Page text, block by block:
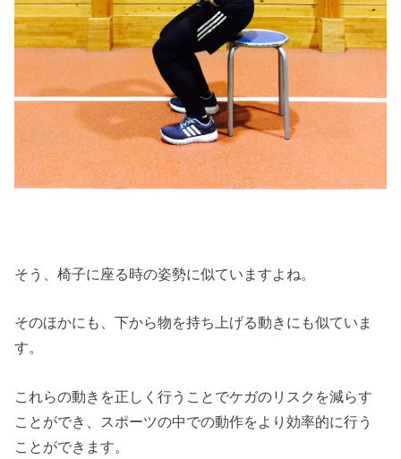
そう、椅子に座る時の姿勢に似ていますよね。
そのほかにも、下から物を持ち上げる動きにも似ていま
す。
これらの動きを正しく行うことでケガのリスクを減らす
ことができ、スポーツの中での動作をより効率的に行う
ことができます。